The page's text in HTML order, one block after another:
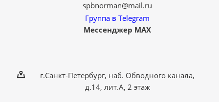
spbnorman@mail.ru
Группа в Telegram
Мессенджер MAX
г.Санкт-Петербург, наб. Обводного канала,
д.14, лит.А, 2 этаж